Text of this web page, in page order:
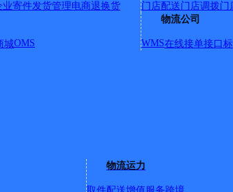
业寄件发货管理电商退换货 门店配送门店调拨门
城OMS
物流公司
WMS在线接单接口
物流运力